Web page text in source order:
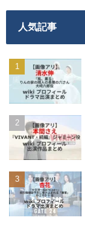
人気記事